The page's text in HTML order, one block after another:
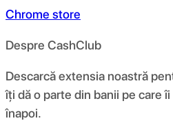
Chrome store
Despre CashClub
Descarcă extensia noastră
îți dă o parte din banii pe care
înapoi.